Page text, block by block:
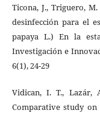
Ticona, J., Triguero,
desinfección para el
papaya L.) En la
Investigación e
6(1), 24-29
Vidican, I. T., Lazár,
Comparative study